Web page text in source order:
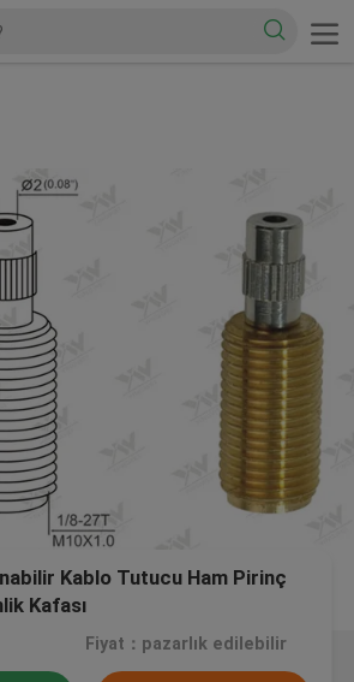
Kablo Tutucu Ham Pirinç
Kafası
Fiyat：pazarlık edilebilir